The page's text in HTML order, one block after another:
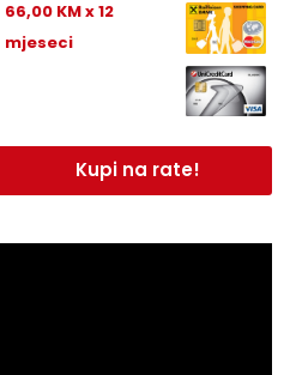
66,00 KM x 12
mjeseci
Kupi na rate!